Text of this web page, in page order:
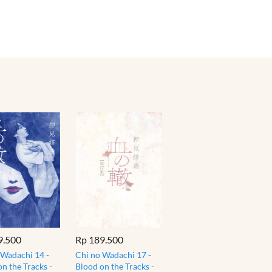
14 -
the Tracks -
Rp 189.500
Chi no Wadachi 17 -
Blood on the Tracks -